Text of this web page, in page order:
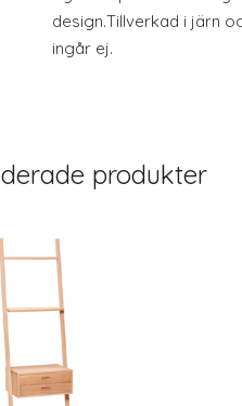
design.Tillverkad i järn
ingår ej.
produkter